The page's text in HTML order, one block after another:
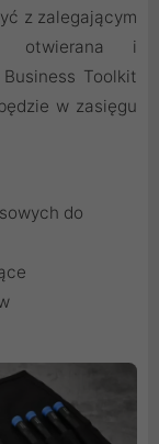
z zalegającym
otwierana i
Toolkit
w zasięgu
do